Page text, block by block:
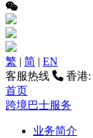
繁 | 简 | EN
客服热线
香港:
首页
跨境巴士服务
业务简介